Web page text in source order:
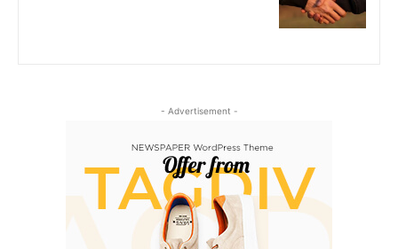
- Advertisement -